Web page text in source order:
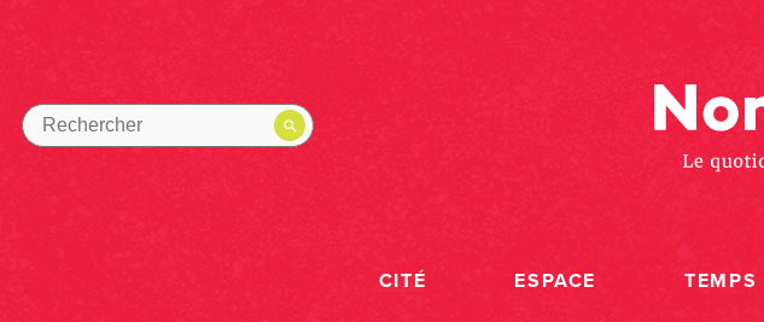
CITÉ ESPACE TEMPS